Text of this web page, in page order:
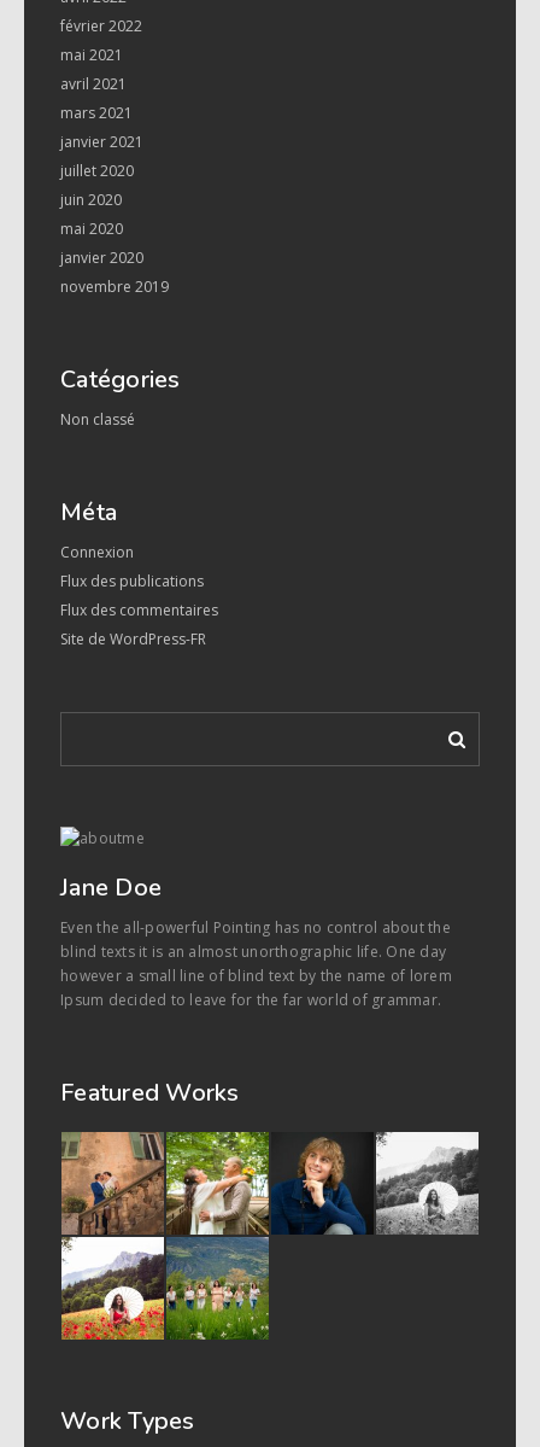
février 2022
mai 2021
avril 2021
mars 2021
janvier 2021
juillet 2020
juin 2020
mai 2020
janvier 2020
novembre 2019
Catégories
Non classé
Méta
Connexion
Flux des publications
Flux des commentaires
Site de WordPress-FR
Jane Doe
Even the all-powerful Pointing has no control about the
blind texts it is an almost unorthographic life. One day
however a small line of blind text by the name of lorem
Ipsum decided to leave for the far world of grammar.
Featured Works
Work Types